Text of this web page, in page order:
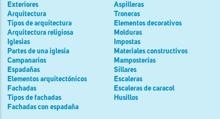
Exteriores
Arquitectura
Tipos de arquitectura
Arquitectura religiosa
Iglesias
Partes de una iglesia
Campanarios
Espadañas
Elementos arquitectónicos
Fachadas
Tipos de fachadas
Fachadas con espadaña
Aspilleras
Troneras
Elementos decorativos
Molduras
Impostas
Materiales constructivos
Mamposterías
Sillares
Escaleras
Escaleras de caracol
Husillos